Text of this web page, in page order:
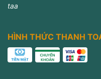
taa
HÌNH THỨC THANH